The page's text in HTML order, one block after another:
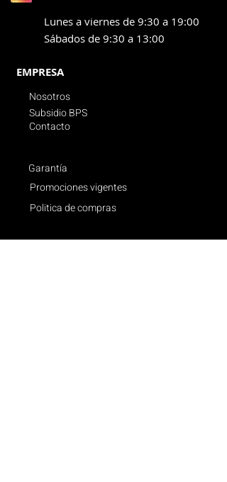
Lunes a viernes de 9:30 a 19:00
Sábados de 9:30 a 13:00
EMPRESA
Nosotros
Subsidio BPS
Contacto
Garantía
Promociones vigentes
Politica de compras